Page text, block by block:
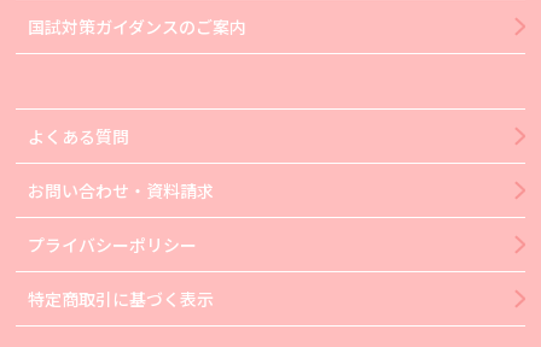
国試対策ガイダンスのご案内
よくある質問
お問い合わせ・資料請求
プライバシーポリシー
特定商取引に基づく表示